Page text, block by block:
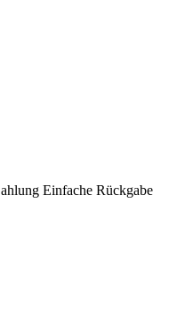
Einfache Rückgabe